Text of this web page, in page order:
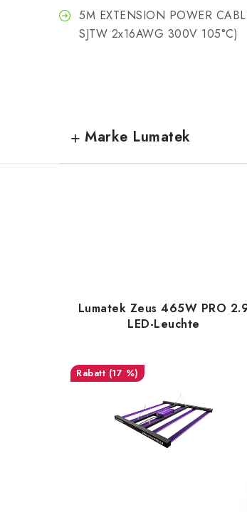
5M EXTENSION POWER
SJTW 2x16AWG 300V 105°C)
Marke Lumatek
Lumatek Zeus 465W PRO
LED-Leuchte
(17 %)